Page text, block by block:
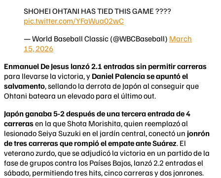
SHOHEI OHTANI HAS TIED THIS GAME ????
pic.twitter.com/YFaWua02wC
— World Baseball Classic (@WBCBaseball) March
15, 2026
Enmanuel De Jesus lanzó 2.1 entradas sin permitir carreras
para llevarse la victoria, y Daniel Palencia se apuntó el
salvamento, sellando la derrota de Japón al conseguir que
Ohtani bateara un elevado para el último out.
Japón ganaba 5-2 después de una tercera entrada de 4
carrerasen la que Shota Morishita, quien reemplazó al
lesionado Seiya Suzuki en el jardín central, conectó un jonrón
de tres carreras que rompió el empate ante Suárez. El
veterano zurdo, que se adjudicó la victoria en un partido de la
fase de grupos contra los Países Bajos, lanzó 2.2 entradas el
sábado, permitiendo tres hits, cinco carreras y dos jonrones.